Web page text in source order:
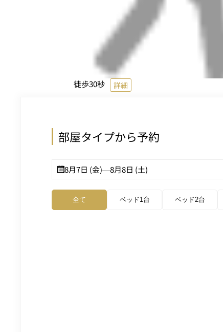
徒歩30秒 詳細
部屋タイプから予約
8月7日 (金)—8月8日 (土)
全て ベッド1台 ベッド2台